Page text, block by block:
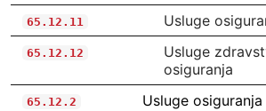
65.12.11 Usluge
65.12.12
Usluge
osiguranja
65.12.2 Usluge